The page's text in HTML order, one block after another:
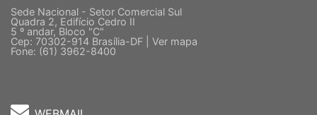
Sede Nacional - Setor Comercial Sul
Quadra 2, Edifício Cedro II
5 º andar, Bloco "C"
Cep: 70302-914 Brasília-DF | Ver mapa
Fone: (61) 3962-8400